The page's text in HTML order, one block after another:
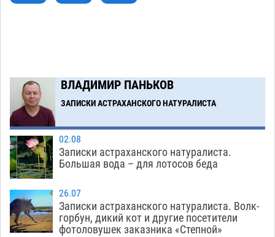
помойку
11:20
Астраханцев ждут на парковом газоне с
призами и эрмитажными котами
07.08
ВЛАДИМИР ПАНЬКОВ
ЗАПИСКИ АСТРАХАНСКОГО НАТУРАЛИСТА
02.08
Записки астраханского натуралиста.
Большая вода – для лотосов беда
26.07
Записки астраханского натуралиста. Волк-
горбун, дикий кот и другие посетители
фотоловушек заказника «Степной»